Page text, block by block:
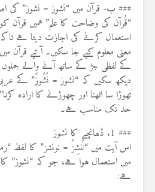
### ب- قرآن میں “نشوز = نشوز” کی
“قُرآن کی وضاحت کا علم” ہمیں قرآن
استعمال کرنے کی اجازت دیتا ہے
معنی معلوم کیے جا سکیں۔ آئیے قرآن
کے لفظی جڑ کے ساتھ آنے والے جملوں
دیکھ سکیں کہ “نشوز = نُشُوزً” کے
تھوڑا سا اٹھنا اور چھوڑنے کا ارادہ
حد تک مناسب ہے۔
### 1. ڈھانچے کا نشوز
اس آیت میں “نُنشِزُ = نونشز” کا لفظ
میں استعمال ہوا ہے، جو کہ “نشوز”
ہے: